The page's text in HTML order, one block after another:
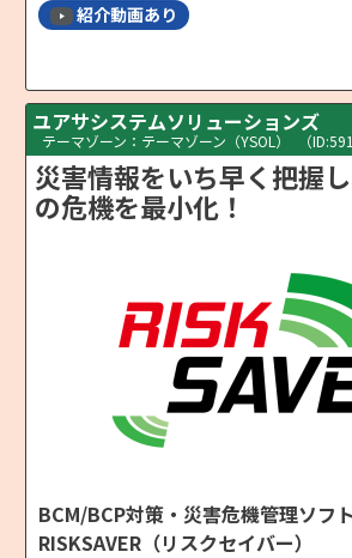
紹介動画あり
ユアサシステムソリューションズ
テーマゾーン：テーマゾーン（YSOL） （
災害情報をいち早く把握
の危機を最小化！
BCM/BCP対策・災害危機管理ソフ
RISKSAVER（リスクセイバー）